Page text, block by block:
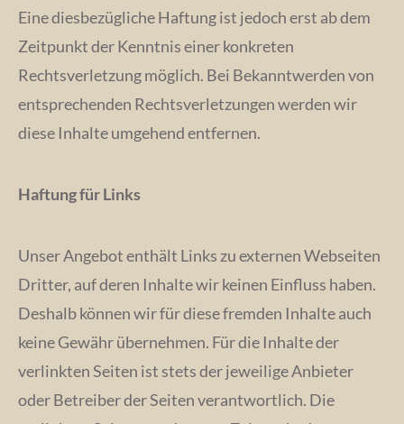
Eine diesbezügliche Haftung ist jedoch erst ab dem
Zeitpunkt der Kenntnis einer konkreten
Rechtsverletzung möglich. Bei Bekanntwerden von
entsprechenden Rechtsverletzungen werden wir
diese Inhalte umgehend entfernen.
Haftung für Links
Unser Angebot enthält Links zu externen Webseiten
Dritter, auf deren Inhalte wir keinen Einfluss haben.
Deshalb können wir für diese fremden Inhalte auch
keine Gewähr übernehmen. Für die Inhalte der
verlinkten Seiten ist stets der jeweilige Anbieter
oder Betreiber der Seiten verantwortlich. Die